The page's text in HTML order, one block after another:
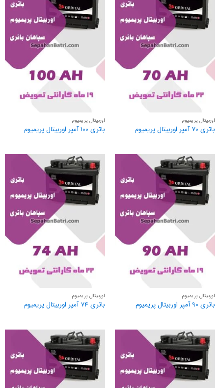
اوربیتال پریمیوم
باتری 70 آمپر اوربیتال پریمیوم
اوربیتال پریمیوم
باتری 100 آمپر اوربیتال پریمیوم
اوربیتال پریمیوم
باتری 90 آمپر اوربیتال پریمیوم
اوربیتال پریمیوم
باتری 74 آمپر اوربیتال پریمیوم